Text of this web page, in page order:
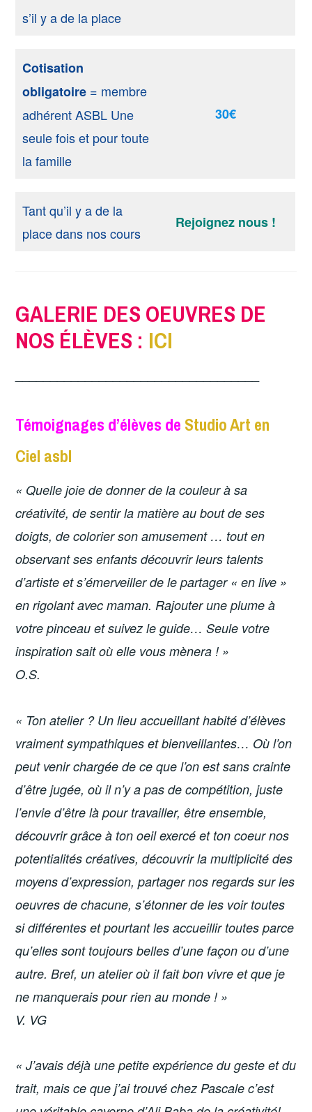
s’il y a de la place
Cotisation
obligatoire = membre
adhérent ASBL Une
seule fois et pour toute
la famille
30€
Tant qu’il y a de la
place dans nos cours
Rejoignez nous !
GALERIE DES OEUVRES DE
NOS ÉLÈVES : ICI
Témoignages d’élèves de Studio Art en
Ciel asbl
« Quelle joie de donner de la couleur à sa
créativité, de sentir la matière au bout de ses
doigts, de colorier son amusement … tout en
observant ses enfants découvrir leurs talents
d’artiste et s’émerveiller de le partager « en live »
en rigolant avec maman. Rajouter une plume à
votre pinceau et suivez le guide… Seule votre
inspiration sait où elle vous mènera ! »
O.S.
« Ton atelier ? Un lieu accueillant habité d’élèves
vraiment sympathiques et bienveillantes… Où l’on
peut venir chargée de ce que l’on est sans crainte
d’être jugée, où il n’y a pas de compétition, juste
l’envie d’être là pour travailler, être ensemble,
découvrir grâce à ton oeil exercé et ton coeur nos
potentialités créatives, découvrir la multiplicité des
moyens d’expression, partager nos regards sur les
oeuvres de chacune, s’étonner de les voir toutes
si différentes et pourtant les accueillir toutes parce
qu’elles sont toujours belles d’une façon ou d’une
autre. Bref, un atelier où il fait bon vivre et que je
ne manquerais pour rien au monde ! »
V. VG
« J’avais déjà une petite expérience du geste et du
trait, mais ce que j’ai trouvé chez Pascale c’est